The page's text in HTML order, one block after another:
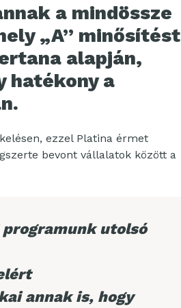
a mindössze
„A” minősítést
alapján,
hatékony a
ezzel Platina érmet
bevont vállalatok között a
utolsó
annak is, hogy